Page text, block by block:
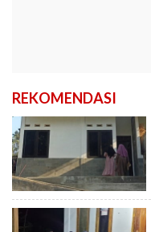
REKOMENDASI